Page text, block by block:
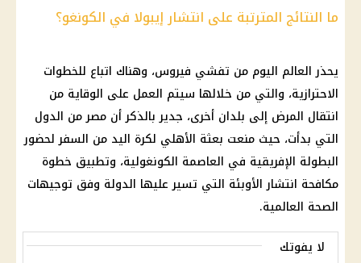
ما النتائج المترتبة على انتشار إيبولا في الكونغو؟
يحذر العالم اليوم من تفشي فيروس، وهناك اتباع للخطوات
الاحترازية، والتي من خلالها سيتم العمل على الوقاية من
انتقال المرض إلى بلدان أخرى، جدير بالذكر أن مصر من الدول
التي بدأت، حيث منعت بعثة الأهلي لكرة اليد من السفر لحضور
البطولة الإفريقية في العاصمة الكونغولية، وتطبيق خطوة
مكافحة انتشار الأوبئة التي تسير عليها الدولة وفق توجيهات
الصحة العالمية.
لا يفوتك